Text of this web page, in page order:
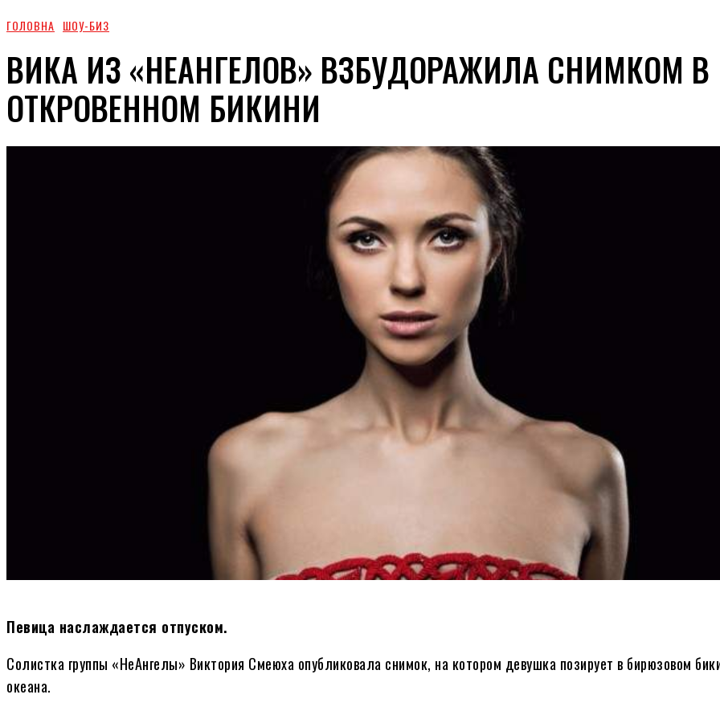
ГОЛОВНА ШОУ-БИЗ
ВИКА ИЗ «НЕАНГЕЛОВ» ВЗБУДОРАЖИЛА СНИМКОМ В
ОТКРОВЕННОМ БИКИНИ
Певица наслаждается отпуском.
Солистка группы «НеАнгелы» Виктория Смеюха опубликовала снимок, на котором девушка позирует в бирюзовом
океана.